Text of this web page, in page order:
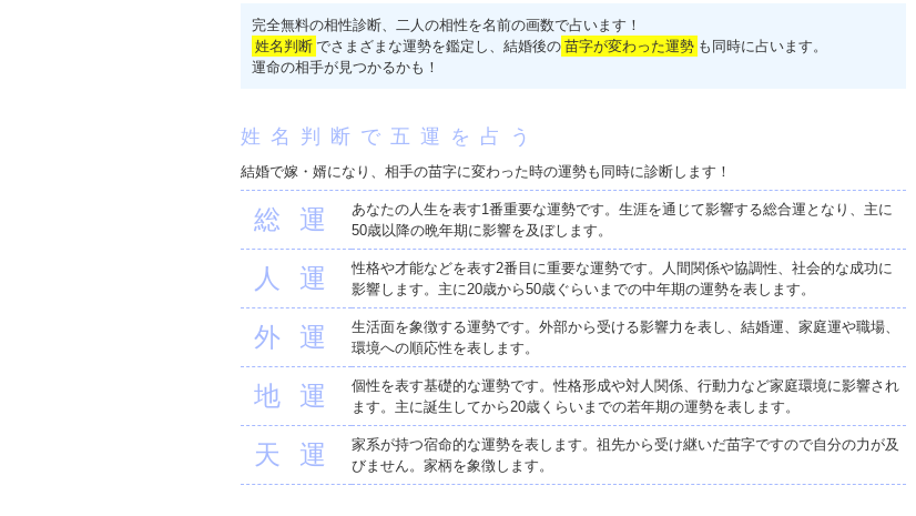
完全無料の相性診断、二人の相性を名前の画数で占います！
姓名判断 でさまざまな運勢を鑑定し、結婚後の 苗字が変わった運勢 も同時に占います。
運命の相手が見つかるかも！
姓名判断で五運を占う
結婚で嫁・婿になり、相手の苗字に変わった時の運勢も同時に診断します！
総運
あなたの人生を表す1番重要な運勢です。生涯を通じて影響する総合運となり、主に
50歳以降の晩年期に影響を及ぼします。
人運
性格や才能などを表す2番目に重要な運勢です。人間関係や協調性、社会的な成功に
影響します。主に20歳から50歳ぐらいまでの中年期の運勢を表します。
外運
生活面を象徴する運勢です。外部から受ける影響力を表し、結婚運、家庭運や職場、
環境への順応性を表します。
地運
個性を表す基礎的な運勢です。性格形成や対人関係、行動力など家庭環境に影響され
ます。主に誕生してから20歳くらいまでの若年期の運勢を表します。
天運
家系が持つ宿命的な運勢を表します。祖先から受け継いだ苗字ですので自分の力が及
びません。家柄を象徴します。